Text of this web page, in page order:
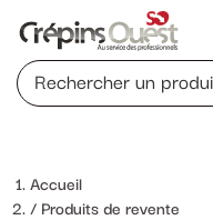
Accueil
Produits de revente